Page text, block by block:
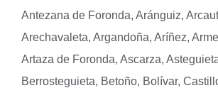
Antezana de Foronda, Aránguiz,
Arechavaleta, Argandoña, Aríñez,
Artaza de Foronda, Ascarza,
Berrosteguieta, Betoño, Bolívar,